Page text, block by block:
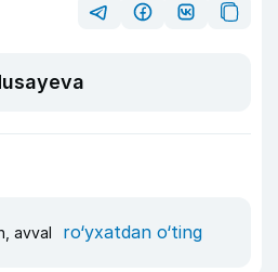
avval ro‘yxatdan o‘ting